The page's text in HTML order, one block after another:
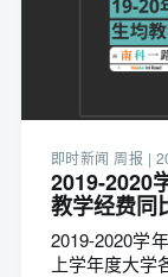
即时新闻 周报 |
2019-2020
教学经费同
2019-2020学
上学年度大学